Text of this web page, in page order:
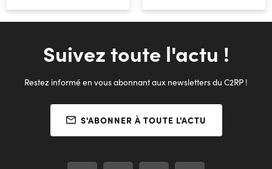
Suivez toute l'actu !
Restez informé en vous abonnant aux newsletters du C2RP !
S'ABONNER À TOUTE L'ACTU